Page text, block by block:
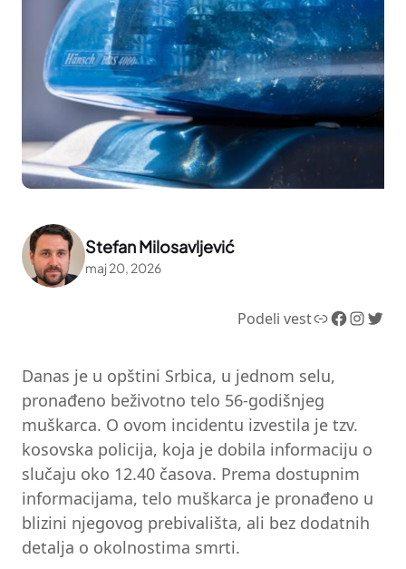
Stefan Milosavljević
maj 20, 2026
Podeli vestLink Facebook InstagramTwitter
Danas je u opštini Srbica, u jednom selu,
pronađeno beživotno telo 56-godišnjeg
muškarca. O ovom incidentu izvestila je tzv.
kosovska policija, koja je dobila informaciju o
slučaju oko 12.40 časova. Prema dostupnim
informacijama, telo muškarca je pronađeno u
blizini njegovog prebivališta, ali bez dodatnih
detalja o okolnostima smrti.